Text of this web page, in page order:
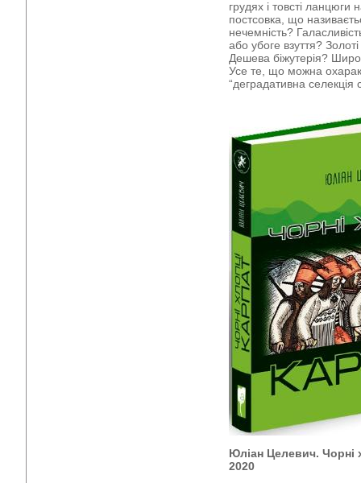
грудях і товсті ланцюги
постсовка, що
нечемність?
або убоге взуття? Золоті
Дешева біжутерія?
Усе те, що можна
“деградативна селекція
Юліан Целевич. Чорні
2020